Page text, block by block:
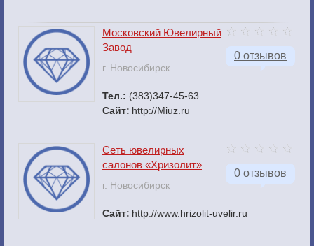
0 отзывов
Московский Ювелирный
Завод
г. Новосибирск
Тел.: (383)347-45-63
Сайт: http://Miuz.ru
0 отзывов
Сеть ювелирных
салонов «Хризолит»
г. Новосибирск
Сайт: http://www.hrizolit-uvelir.ru